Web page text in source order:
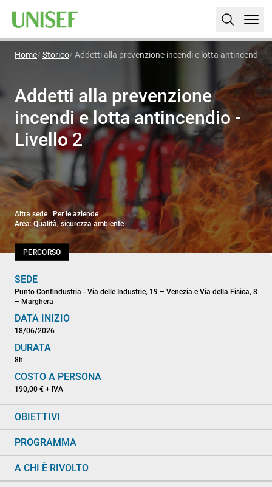
Home Storico Addetti alla prevenzione incendi e lotta antincendio -
Addetti alla prevenzione
incendi e lotta antincendio -
Livello 2
Altra sede | Per le aziende
Area: Qualità, sicurezza ambiente
PERCORSO
SEDE
Punto Confindustria - Via delle Industrie, 19 – Venezia e Via della Fisica, 8
– Marghera
DATA INIZIO
18/06/2026
DURATA
8h
COSTO A PERSONA
190,00 € + IVA
OBIETTIVI
PROGRAMMA
A CHI È RIVOLTO